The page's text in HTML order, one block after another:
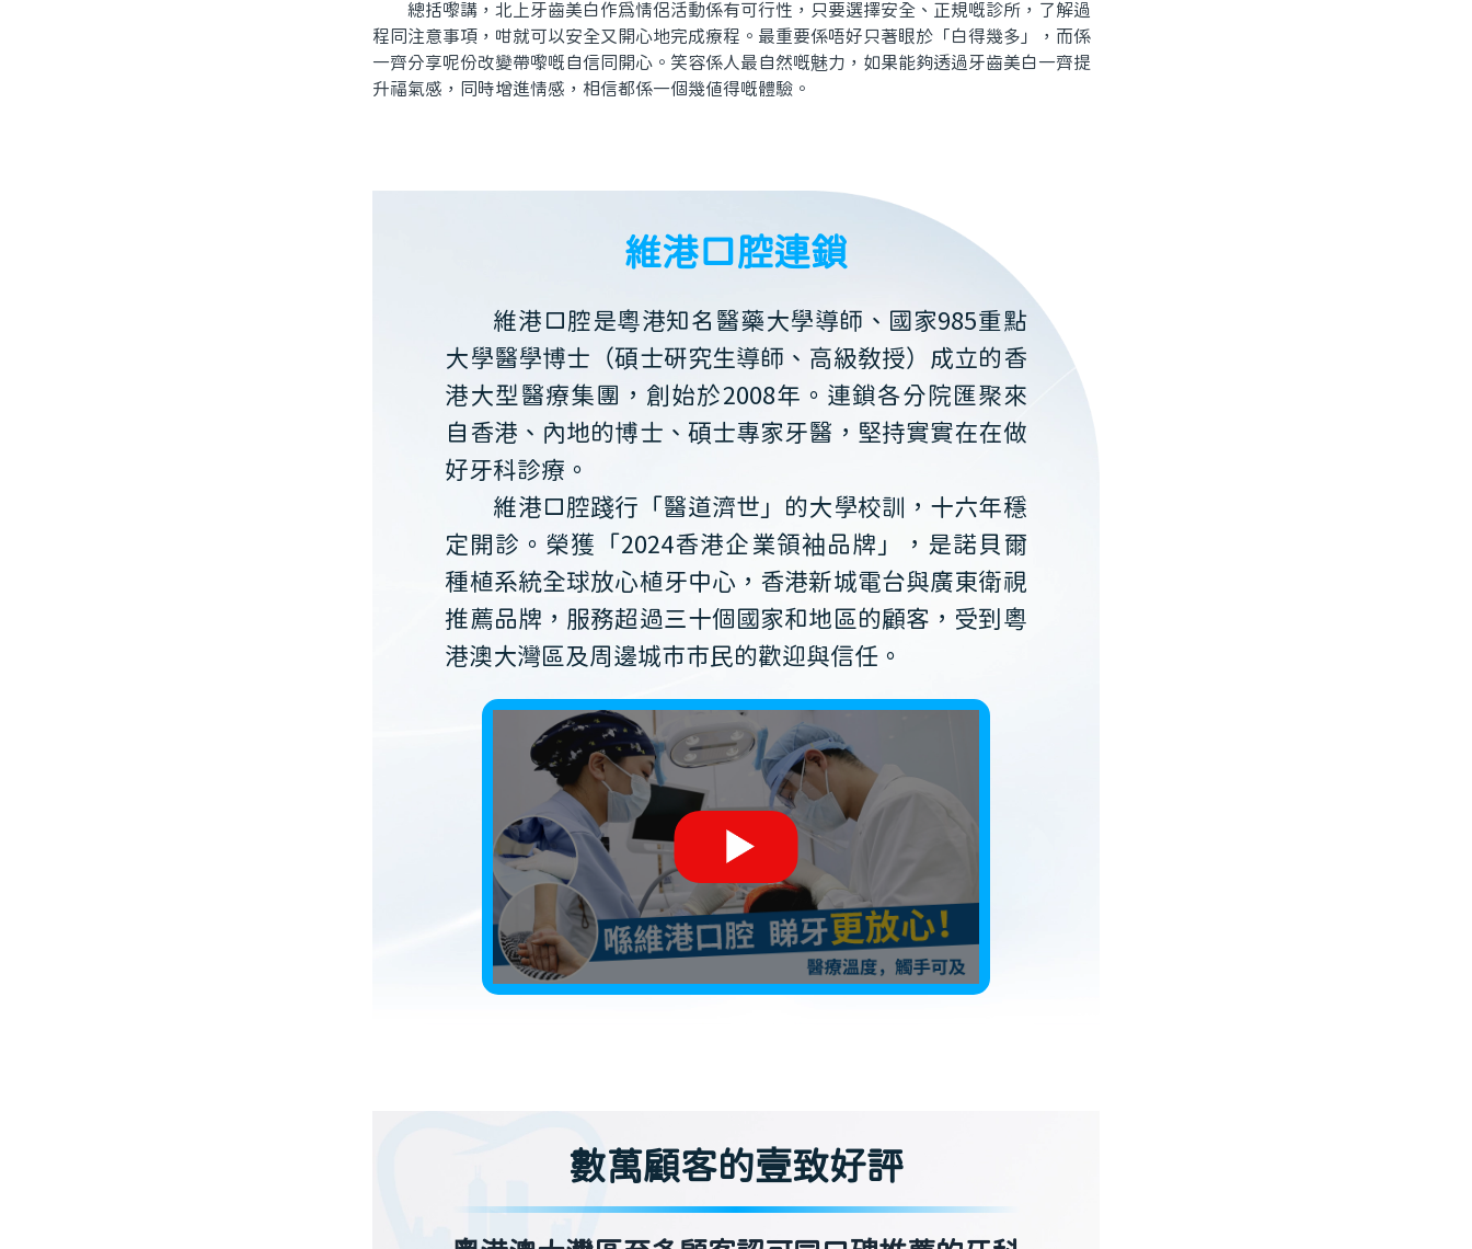
總括嚟講，北上牙齒美白作為情侶活動係有可行性，只要選擇安全、正規嘅診所，了解過
程同注意事項，咁就可以安全又開心地完成療程。最重要係唔好只著眼於「白得幾多」，而係
一齊分享呢份改變帶嚟嘅自信同開心。笑容係人最自然嘅魅力，如果能夠透過牙齒美白一齊提
升福氣感，同時增進情感，相信都係一個幾值得嘅體驗。
維港口腔連鎖
維港口腔是粵港知名醫藥大學導師、國家985重點
大學醫學博士（碩士研究生導師、高級教授）成立的香
港大型醫療集團，創始於2008年。連鎖各分院匯聚來
自香港、內地的博士、碩士專家牙醫，堅持實實在在做
好牙科診療。
維港口腔踐行「醫道濟世」的大學校訓，十六年穩
定開診。榮獲「2024香港企業領袖品牌」，是諾貝爾
種植系統全球放心植牙中心，香港新城電台與廣東衛視
推薦品牌，服務超過三十個國家和地區的顧客，受到粵
港澳大灣區及周邊城市市民的歡迎與信任。
數萬顧客的壹致好評